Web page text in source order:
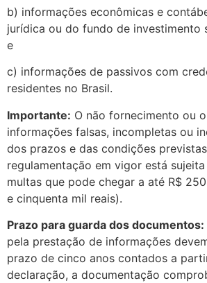
b) informações econômicas e
jurídica ou do fundo de investimento
e
c) informações de passivos com
residentes no Brasil.
Importante: O não fornecimento ou
informações falsas, incompletas ou
dos prazos e das condições
regulamentação em vigor está
multas que pode chegar a até R$
e cinquenta mil reais).
Prazo para guarda dos documentos:
pela prestação de informações
prazo de cinco anos contados a
declaração, a documentação